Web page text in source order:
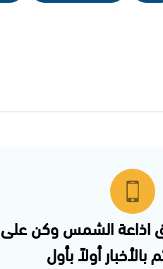
اذاعة الشمس وكن على
بالأخبار أولاً بأول